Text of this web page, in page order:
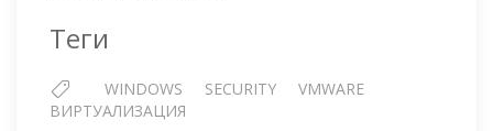
Теги
WINDOWS SECURITY
VMWARE
ВИРТУАЛИЗАЦИЯ